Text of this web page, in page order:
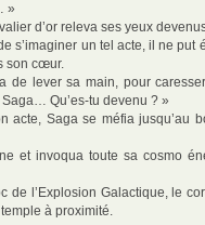
»
d’or releva ses yeux
s’imaginer un tel acte, il ne put
son cœur.
de lever sa main, pour
Qu’es-tu devenu ? »
acte, Saga se méfia jusqu’au
et invoqua toute sa cosmo
de l’Explosion Galactique, le
à proximité.